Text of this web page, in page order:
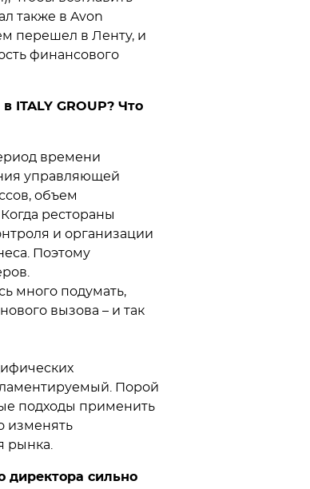
также в Avon
перешел в Ленту, и
финансового
ITALY GROUP? Что
времени
управляющей
объем
рестораны
и организации
Поэтому
много подумать,
вызова – и так
Порой
подходы применить
изменять
рынка.
директора сильно